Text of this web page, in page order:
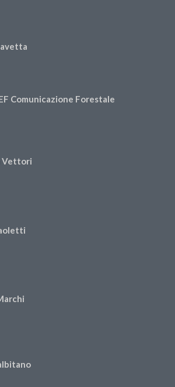
Comunicazione Forestale
Vettori